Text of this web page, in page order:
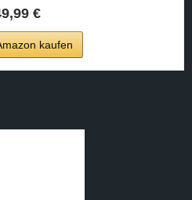
€
kaufen